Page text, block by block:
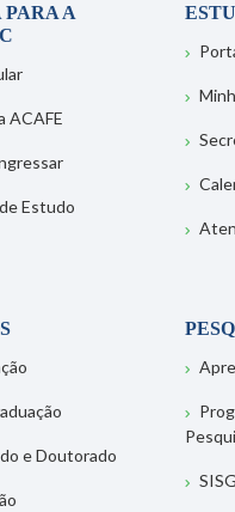
A
ACAFE
Estudo
e Doutorado